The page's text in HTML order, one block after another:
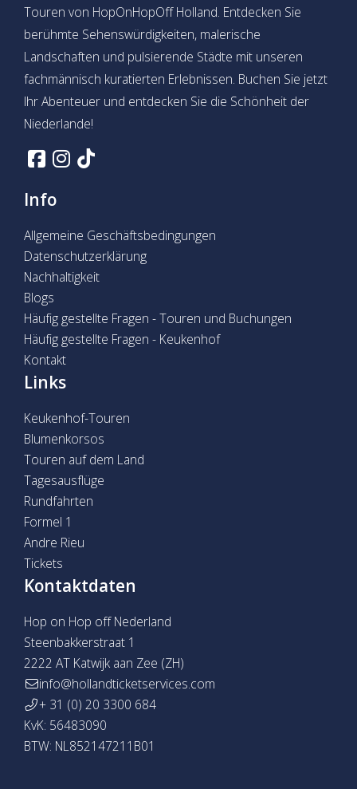
Touren von HopOnHopOff Holland. Entdecken Sie
berühmte Sehenswürdigkeiten, malerische
Landschaften und pulsierende Städte mit unseren
fachmännisch kuratierten Erlebnissen. Buchen Sie jetzt
Ihr Abenteuer und entdecken Sie die Schönheit der
Niederlande!
Info
Allgemeine Geschäftsbedingungen
Datenschutzerklärung
Nachhaltigkeit
Blogs
Häufig gestellte Fragen - Touren und Buchungen
Häufig gestellte Fragen - Keukenhof
Kontakt
Links
Keukenhof-Touren
Blumenkorsos
Touren auf dem Land
Tagesausflüge
Rundfahrten
Formel 1
Andre Rieu
Tickets
Kontaktdaten
Hop on Hop off Nederland
Steenbakkerstraat 1
2222 AT Katwijk aan Zee (ZH)
info@hollandticketservices.com
+ 31 (0) 20 3300 684
KvK: 56483090
BTW: NL852147211B01